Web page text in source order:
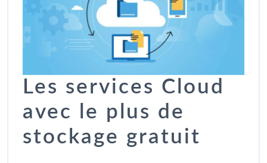
Les services Cloud
avec le plus de
stockage gratuit